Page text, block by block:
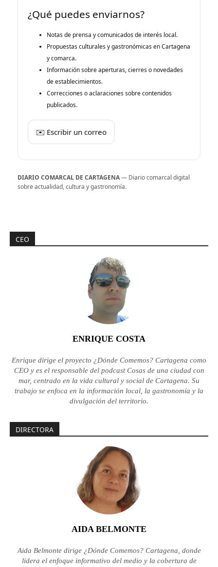
¿Qué puedes enviarnos?
Notas de prensa y comunicados de interés local.
Propuestas culturales y gastronómicas en Cartagena
y comarca.
Información sobre aperturas, cierres o novedades
de establecimientos.
Correcciones o aclaraciones sobre contenidos
publicados.
✉️ Escribir un correo
DIARIO COMARCAL DE CARTAGENA— Diario comarcal digital
sobre actualidad, cultura y gastronomía.
CEO
ENRIQUE COSTA
Enrique dirige el proyecto ¿Dónde Comemos? Cartagena como
CEO y es el responsable del podcast Cosas de una ciudad con
mar, centrado en la vida cultural y social de Cartagena. Su
trabajo se enfoca en la información local, la gastronomía y la
divulgación del territorio.
DIRECTORA
AIDA BELMONTE
Aida Belmonte dirige ¿Dónde Comemos? Cartagena, donde
lidera el enfoque informativo del medio y la cobertura de